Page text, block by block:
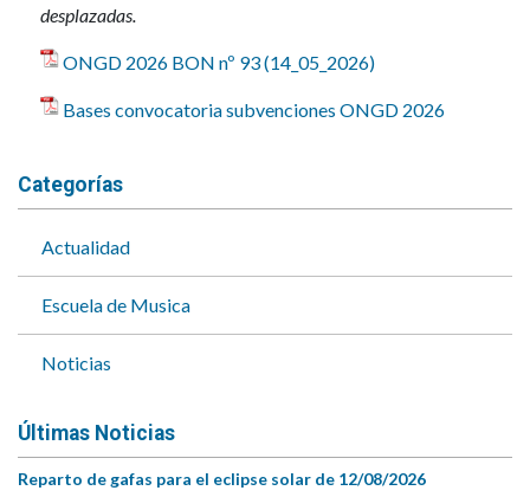
desplazadas.
ONGD 2026 BON nº 93 (14_05_2026)
Bases convocatoria subvenciones ONGD 2026
Categorías
Actualidad
Escuela de Musica
Noticias
Últimas Noticias
Reparto de gafas para el eclipse solar de 12/08/2026